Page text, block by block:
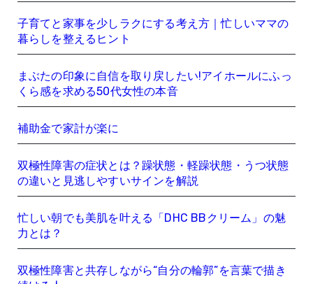
子育てと家事を少しラクにする考え方｜忙しいママの
暮らしを整えるヒント
まぶたの印象に自信を取り戻したい!アイホールにふっ
くら感を求める50代女性の本音
補助金で家計が楽に
双極性障害の症状とは？躁状態・軽躁状態・うつ状態
の違いと見逃しやすいサインを解説
忙しい朝でも美肌を叶える「DHC BBクリーム」の魅
力とは？
双極性障害と共存しながら“自分の輪郭”を言葉で描き